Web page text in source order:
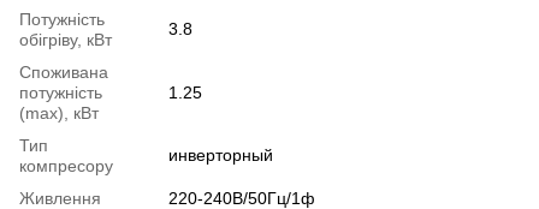
Потужність
обігріву, кВт
3.8
Споживана
потужність
(max), кВт
1.25
Тип
компресору
инверторный
Живлення
220-240В/50Гц/1ф